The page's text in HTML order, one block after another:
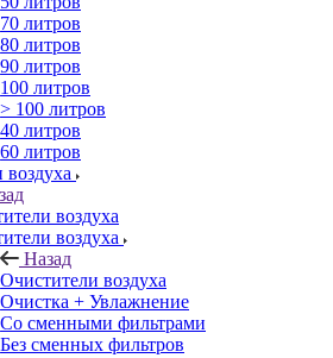
70 литров
80 литров
90 литров
100 литров
> 100 литров
40 литров
60 литров
воздуха
воздуха
Назад
Очистители воздуха
Очистка + Увлажнение
Cо сменными фильтрами
Без сменных фильтров